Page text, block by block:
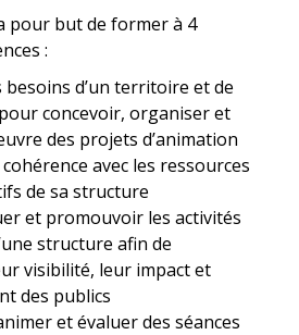
pour but de former à 4
:
besoins d’un territoire et de
concevoir, organiser et
des projets d’animation
avec les ressources
de sa structure
et promouvoir les activités
structure afin de
visibilité, leur impact et
des publics
et évaluer des séances